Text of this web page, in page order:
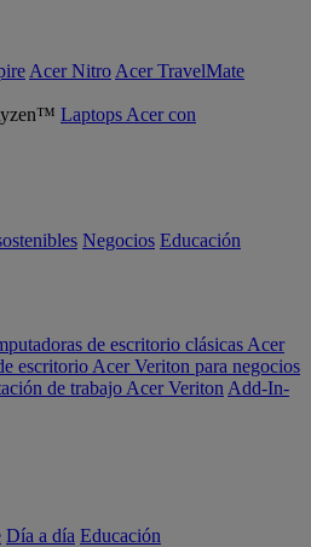
Acer Nitro Acer TravelMate
Laptops Acer con
Negocios Educación
de escritorio clásicas Acer
escritorio Acer Veriton para negocios
de trabajo Acer Veriton Add-In-
Día a día Educación